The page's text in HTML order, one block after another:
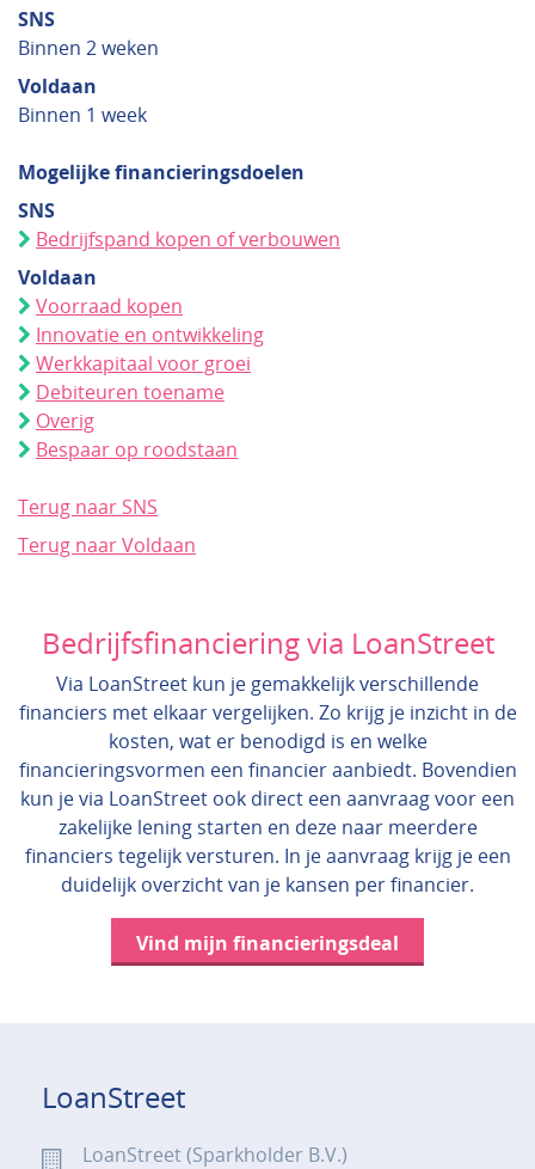
SNS
Binnen 2 weken
Voldaan
Binnen 1 week
Mogelijke financieringsdoelen
SNS
Bedrijfspand kopen of verbouwen
Voldaan
Voorraad kopen
Innovatie en ontwikkeling
Werkkapitaal voor groei
Debiteuren toename
Overig
Bespaar op roodstaan
Terug naar SNS
Terug naar Voldaan
Bedrijfsfinanciering via LoanStreet
Via LoanStreet kun je gemakkelijk verschillende
financiers met elkaar vergelijken. Zo krijg je inzicht in de
kosten, wat er benodigd is en welke
financieringsvormen een financier aanbiedt. Bovendien
kun je via LoanStreet ook direct een aanvraag voor een
zakelijke lening starten en deze naar meerdere
financiers tegelijk versturen. In je aanvraag krijg je een
duidelijk overzicht van je kansen per financier.
Vind mijn financieringsdeal
LoanStreet
LoanStreet (Sparkholder B.V.)